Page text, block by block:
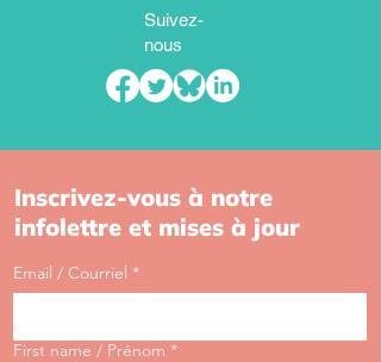
Suivez-
nous
Inscrivez-vous à notre
infolettre et mises à jour
Email / Courriel *
First name / Prénom *